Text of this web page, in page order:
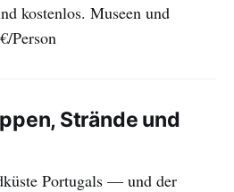
kostenlos. Museen und
Person
Strände und
Portugals — und der